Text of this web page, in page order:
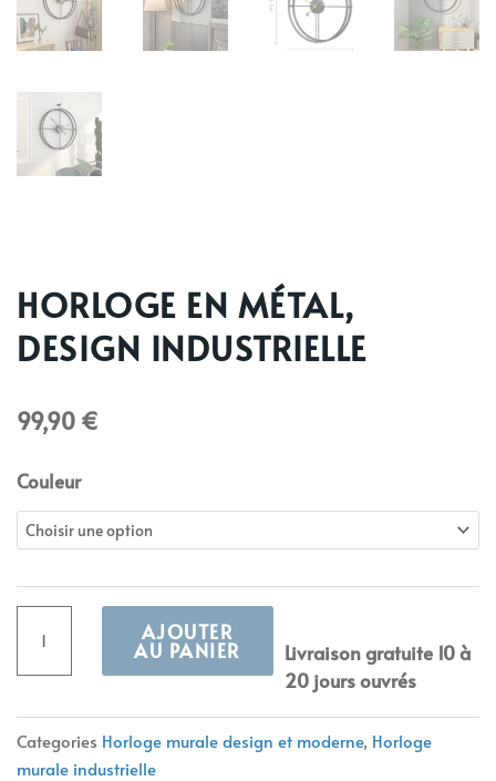
HORLOGE EN MÉTAL,
DESIGN INDUSTRIELLE
99,90 €
Couleur
quantité
Horloge
en
métal,
design
industrielle
AJOUTER
AU PANIER
Livraison gratuite 10 à
20 jours ouvrés
Categories Horloge murale design et moderne, Horloge
murale industrielle